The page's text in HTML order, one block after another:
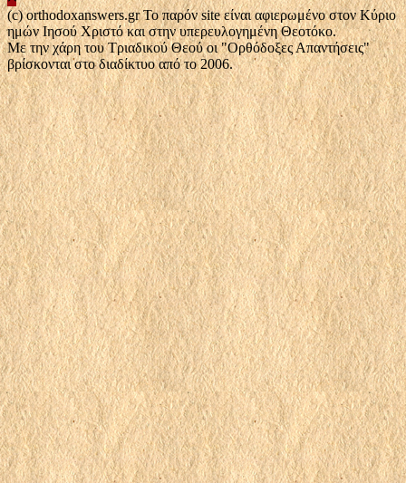
(c) orthodoxanswers.gr Το παρόν site είναι αφιερωμένο στον Κύριο
ημών Ιησού Χριστό και στην υπερευλογημένη Θεοτόκο.
Με την χάρη του Τριαδικού Θεού οι "Ορθόδοξες Απαντήσεις"
βρίσκονται στο διαδίκτυο από το 2006.